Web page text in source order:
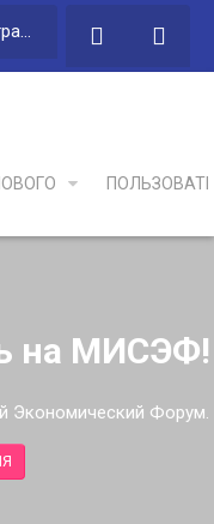
Регистрация
на МИСЭФ!
Экономический Форум.